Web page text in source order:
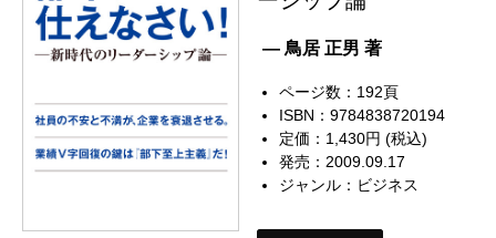
— 鳥居 正男 著
ページ数：192頁
ISBN：9784838720194
定価：1,430円 (税込)
発売：2009.09.17
ジャンル： ビジネス